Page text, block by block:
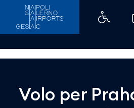
Dettaglio -
Volo per